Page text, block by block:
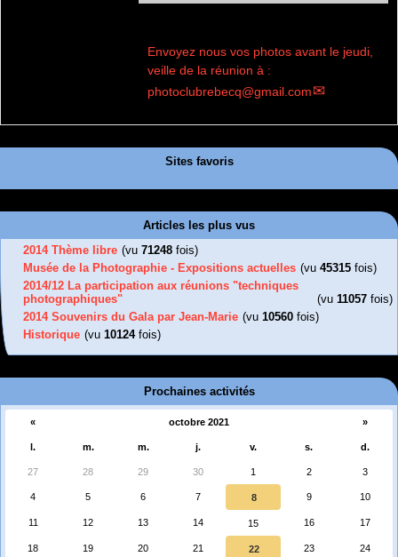
Envoyez nous vos photos avant le jeudi,
veille de la réunion à :
photoclubrebecq@gmail.com
Sites favoris
Articles les plus vus
2014 Thème libre (vu 71248 fois)
Musée de la Photographie - Expositions actuelles (vu 45315 fois)
2014/12 La participation aux réunions "techniques
photographiques"
(vu 11057 fois)
2014 Souvenirs du Gala par Jean-Marie (vu 10560 fois)
Historique (vu 10124fois)
Prochaines activités
« octobre 2021 »
l. m. m. j. v. s. d.
27 28 29 30 1 2 3
4 5 6 7 8 9 10
11 12 13 14 15 16 17
18 19 20 21 22 23 24